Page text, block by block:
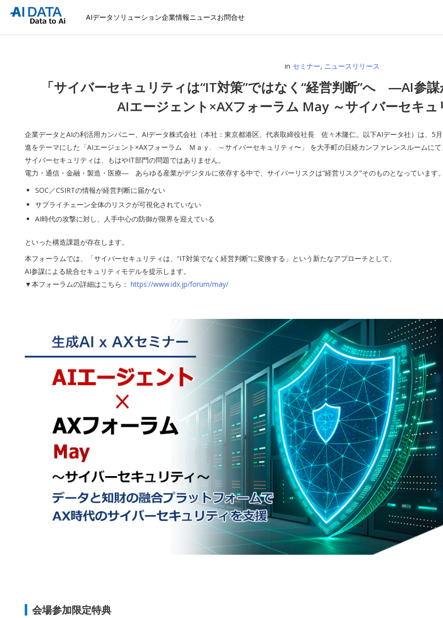
AIデータソリューション企業情報ニュースお問合せ
in セミナー, ニュースリリース
「サイバーセキュリティは“IT対策”ではなく“経営判断”へ ―AI参
AIエージェント×AXフォーラム May ～サイバーセキ
企業データとAIの利活用カンパニー、AIデータ株式会社（本社：東京都港区、代表取締役社長 佐々木隆仁。以下AIデータ社）は、5
進をテーマにした「AIエージェント×AXフォーラム Ｍａｙ. ～サイバーセキュリティ〜」 を大手町の日経カンファレンスルームにて
サイバーセキュリティは、もはやIT部門の問題ではありません。
電力・通信・金融・製造・医療― あらゆる産業がデジタルに依存する中で、サイバーリスクは“経営リスク”そのものとなっています
SOC／CSIRTの情報が経営判断に届かない
サプライチェーン全体のリスクが可視化されていない
AI時代の攻撃に対し、人手中心の防御が限界を迎えている
といった構造課題が存在します。
本フォーラムでは、「サイバーセキュリティは、“IT対策でなく経営判断”に変換する」という新たなアプローチとして、
AI参謀による統合セキュリティモデルを提示します。
▼本フォーラムの詳細はこちら： https://www.idx.jp/forum/may/
会場参加限定特典